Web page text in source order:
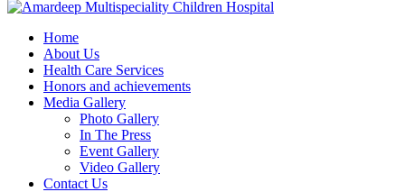
Home
About Us
Health Care Services
Honors and achievements
Media Gallery
Photo Gallery
In The Press
Event Gallery
Video Gallery
Contact Us